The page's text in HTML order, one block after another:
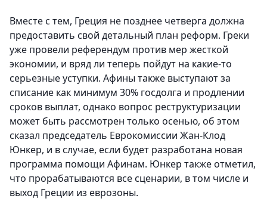
Вместе с тем, Греция не позднее четверга должна
предоставить свой детальный план реформ. Греки
уже провели референдум против мер жесткой
экономии, и вряд ли теперь пойдут на какие-то
серьезные уступки. Афины также выступают за
списание как минимум 30% госдолга и продлении
сроков выплат, однако вопрос реструктуризации
может быть рассмотрен только осенью, об этом
сказал председатель Еврокомиссии Жан-Клод
Юнкер, и в случае, если будет разработана новая
программа помощи Афинам. Юнкер также отметил,
что прорабатываются все сценарии, в том числе и
выход Греции из еврозоны.